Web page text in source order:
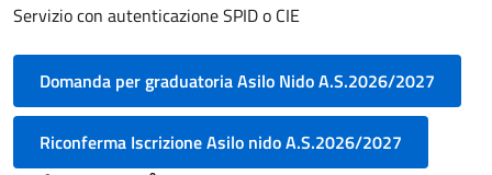
Servizio con autenticazione SPID o CIE
Domanda per graduatoria Asilo Nido A.S.2026/2027
Riconferma Iscrizione Asilo nido A.S.2026/2027